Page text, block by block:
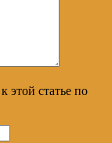
этой статье по